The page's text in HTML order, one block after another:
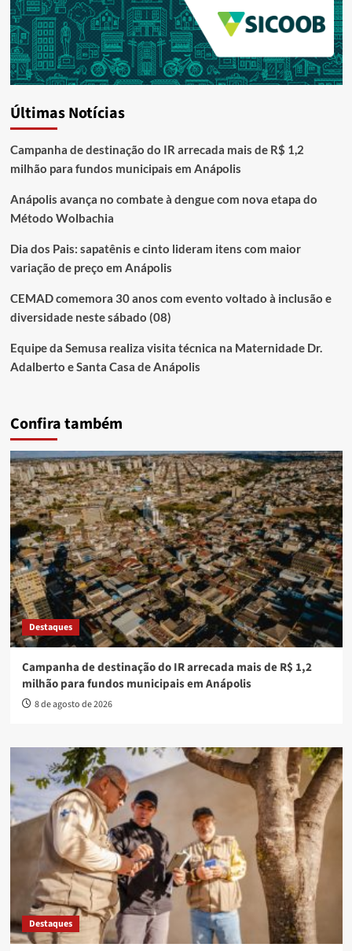
Últimas Notícias
Campanha de destinação do IR arrecada mais de R$ 1,2
milhão para fundos municipais em Anápolis
Anápolis avança no combate à dengue com nova etapa do
Método Wolbachia
Dia dos Pais: sapatênis e cinto lideram itens com maior
variação de preço em Anápolis
CEMAD comemora 30 anos com evento voltado à inclusão e
diversidade neste sábado (08)
Equipe da Semusa realiza visita técnica na Maternidade Dr.
Adalberto e Santa Casa de Anápolis
Confira também
Destaques
Campanha de destinação do IR arrecada mais de R$ 1,2
milhão para fundos municipais em Anápolis
8 de agosto de 2026
Destaques